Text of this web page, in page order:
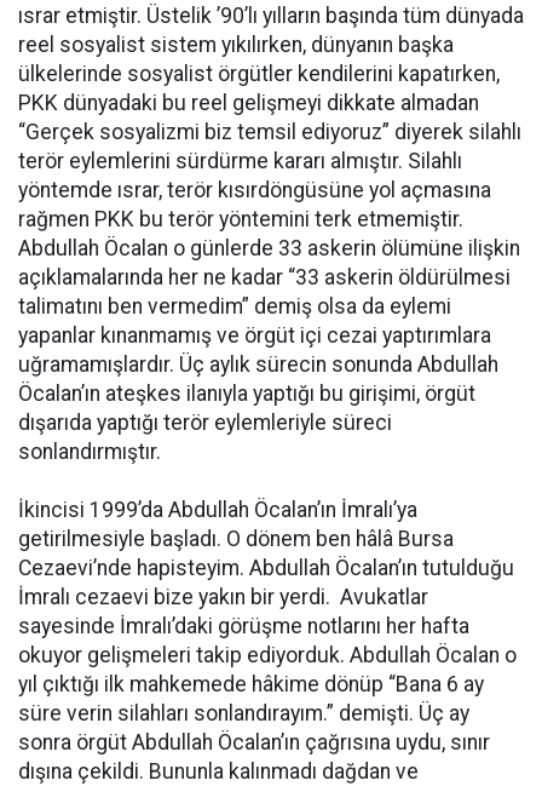
ısrar etmiştir. Üstelik ’90’lı yılların başında tüm dünyada
reel sosyalist sistem yıkılırken, dünyanın başka
ülkelerinde sosyalist örgütler kendilerini kapatırken,
PKK dünyadaki bu reel gelişmeyi dikkate almadan
“Gerçek sosyalizmi biz temsil ediyoruz” diyerek silahlı
terör eylemlerini sürdürme kararı almıştır. Silahlı
yöntemde ısrar, terör kısırdöngüsüne yol açmasına
rağmen PKK bu terör yöntemini terk etmemiştir.
Abdullah Öcalan o günlerde 33 askerin ölümüne ilişkin
açıklamalarında her ne kadar “33 askerin öldürülmesi
talimatını ben vermedim” demiş olsa da eylemi
yapanlar kınanmamış ve örgüt içi cezai yaptırımlara
uğramamışlardır. Üç aylık sürecin sonunda Abdullah
Öcalan’ın ateşkes ilanıyla yaptığı bu girişimi, örgüt
dışarıda yaptığı terör eylemleriyle süreci
sonlandırmıştır.
İkincisi 1999’da Abdullah Öcalan’ın İmralı’ya
getirilmesiyle başladı. O dönem ben hâlâ Bursa
Cezaevi’nde hapisteyim. Abdullah Öcalan’ın tutulduğu
İmralı cezaevi bize yakın bir yerdi. Avukatlar
sayesinde İmralı’daki görüşme notlarını her hafta
okuyor gelişmeleri takip ediyorduk. Abdullah Öcalan o
yıl çıktığı ilk mahkemede hâkime dönüp “Bana 6 ay
süre verin silahları sonlandırayım.” demişti. Üç ay
sonra örgüt Abdullah Öcalan’ın çağrısına uydu, sınır
dışına çekildi. Bununla kalınmadı dağdan ve